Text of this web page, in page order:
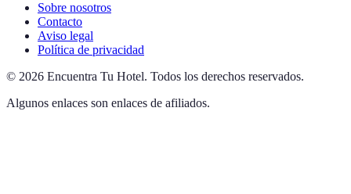
Sobre nosotros
Contacto
Aviso legal
Política de privacidad
© 2026 Encuentra Tu Hotel. Todos los derechos reservados.
Algunos enlaces son enlaces de afiliados.